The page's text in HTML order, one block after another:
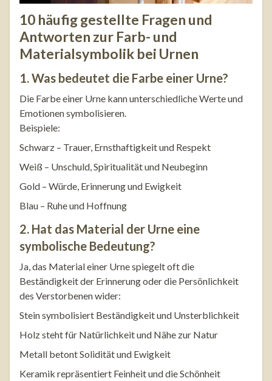
10 häufig gestellte Fragen und
Antworten zur Farb- und
Materialsymbolik bei Urnen
1. Was bedeutet die Farbe einer Urne?
Die Farbe einer Urne kann unterschiedliche Werte und
Emotionen symbolisieren.
Beispiele:
Schwarz – Trauer, Ernsthaftigkeit und Respekt
Weiß – Unschuld, Spiritualität und Neubeginn
Gold – Würde, Erinnerung und Ewigkeit
Blau – Ruhe und Hoffnung
2. Hat das Material der Urne eine
symbolische Bedeutung?
Ja, das Material einer Urne spiegelt oft die
Beständigkeit der Erinnerung oder die Persönlichkeit
des Verstorbenen wider:
Stein symbolisiert Beständigkeit und Unsterblichkeit
Holz steht für Natürlichkeit und Nähe zur Natur
Metall betont Solidität und Ewigkeit
Keramik repräsentiert Feinheit und die Schönheit